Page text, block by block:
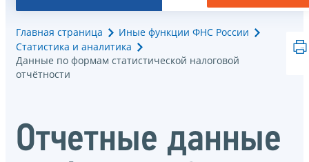
Главная страница
Иные функции ФНС России
Статистика и аналитика
Данные по формам статистической налоговой
отчётности
Отчетные данные